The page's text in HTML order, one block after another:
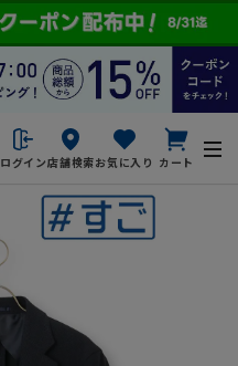
ログイン店舗検索お気に入り カート